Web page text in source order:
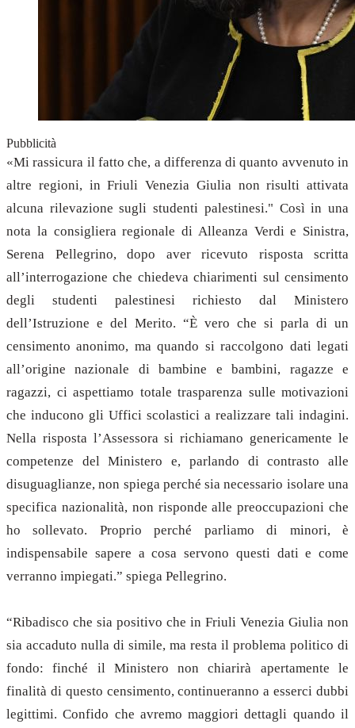
Pubblicità
«Mi rassicura il fatto che, a differenza di quanto avvenuto in
altre regioni, in Friuli Venezia Giulia non risulti attivata
alcuna rilevazione sugli studenti palestinesi." Così in una
nota la consigliera regionale di Alleanza Verdi e Sinistra,
Serena Pellegrino, dopo aver ricevuto risposta scritta
all’interrogazione che chiedeva chiarimenti sul censimento
degli studenti palestinesi richiesto dal Ministero
dell’Istruzione e del Merito. “È vero che si parla di un
censimento anonimo, ma quando si raccolgono dati legati
all’origine nazionale di bambine e bambini, ragazze e
ragazzi, ci aspettiamo totale trasparenza sulle motivazioni
che inducono gli Uffici scolastici a realizzare tali indagini.
Nella risposta l’Assessora si richiamano genericamente le
competenze del Ministero e, parlando di contrasto alle
disuguaglianze, non spiega perché sia necessario isolare una
specifica nazionalità, non risponde alle preoccupazioni che
ho sollevato. Proprio perché parliamo di minori, è
indispensabile sapere a cosa servono questi dati e come
verranno impiegati.” spiega Pellegrino.
“Ribadisco che sia positivo che in Friuli Venezia Giulia non
sia accaduto nulla di simile, ma resta il problema politico di
fondo: finché il Ministero non chiarirà apertamente le
finalità di questo censimento, continueranno a esserci dubbi
legittimi. Confido che avremo maggiori dettagli quando il